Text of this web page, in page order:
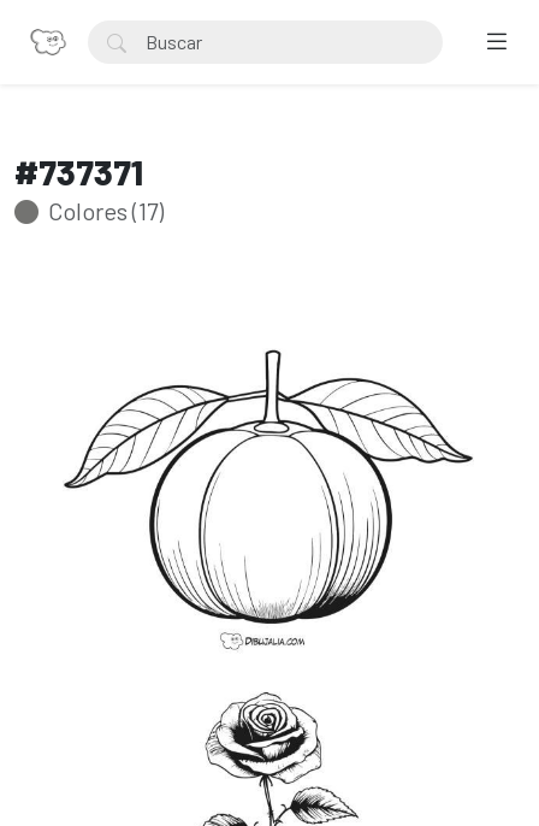
#737371
Colores (17)